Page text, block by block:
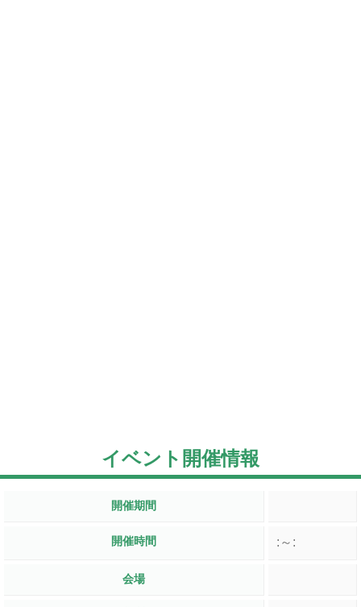
イベント開催情報
開催期間
開催時間 :～:
会場